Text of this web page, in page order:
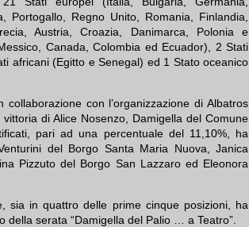
Portogallo, Regno Unito, Romania, Finlandia,
Austria, Croazia, Danimarca, Polonia e
Canada, Colombia ed Ecuador), 2 Stati
africani (Egitto e Senegal) ed 1 Stato oceanico
con l’organizzazione di Albatros
di Alice Nosenzo, Damigella del Comune
pari ad una percentuale del 11,10%, ha
del Borgo Santa Maria Nuova, Janica
Pizzuto del Borgo San Lazzaro ed Eleonora
sia in quattro delle prime cinque posizioni, ha
serata “Damigella del Palio … a Teatro”.